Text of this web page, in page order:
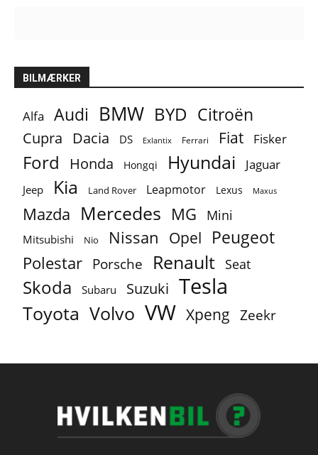
BILMÆRKER
Alfa Audi BMW BYD Citroën
Cupra Dacia DS Exlantix Ferrari Fiat Fisker
Ford Honda Hongqi Hyundai Jaguar
Jeep Kia Land Rover Leapmotor Lexus Maxus
Mazda Mercedes MG Mini
Mitsubishi Nio Nissan Opel Peugeot
Polestar Porsche Renault Seat
Skoda Subaru Suzuki Tesla
Toyota Volvo VW Xpeng Zeekr